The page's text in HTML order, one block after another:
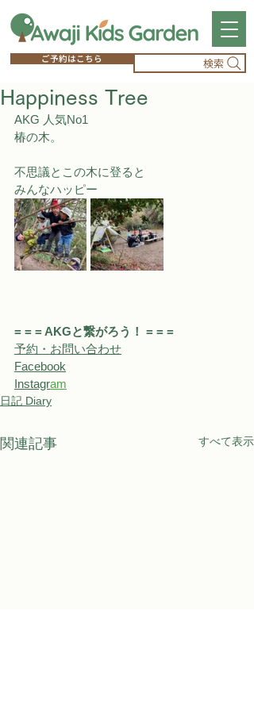
ご予約はこちら 検索
Happiness Tree
AKG 人気No1
椿の木。
不思議とこの木に登ると
みんなハッピー
= = = AKGと繋がろう！ = = =
予約・お問い合わせ
Facebook
Instagram
日記 Diary
関連記事 すべて表示